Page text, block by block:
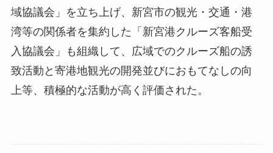
域協議会」を立ち上げ、新宮市の観光・交通・港
湾等の関係者を集約した「新宮港クルーズ客船受
入協議会」も組織して、広域でのクルーズ船の誘
致活動と寄港地観光の開発並びにおもてなしの向
上等、積極的な活動が高く評価された。